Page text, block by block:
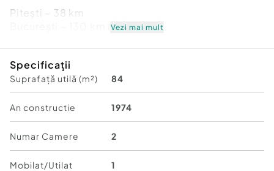
Pitești – 38 km
București – 130 km (A1)
Detalii proprietate:
An construcție: 1974
Construcție din cărămidă
Renovare completă și restructurare în 2022
Suprafață construită: 84 mp
Terasă: 10 mp
Teren total: 1.278 mp
Vezi mai mult
Specificații
Suprafață utilă (m²) 84
An constructie 1974
Numar Camere 2
Mobilat/Utilat 1